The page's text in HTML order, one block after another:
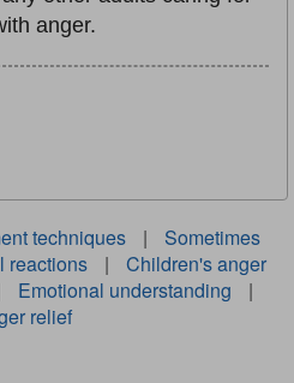
anger.
習
techniques |
Sometimes
reactions |
Children's anger
Emotional understanding
|
relief